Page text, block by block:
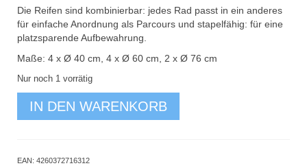
Die Reifen sind kombinierbar: jedes Rad passt in ein anderes
für einfache Anordnung als Parcours und stapelfähig: für eine
platzsparende Aufbewahrung.
Maße: 4 x Ø 40 cm, 4 x Ø 60 cm, 2 x Ø 76 cm
Nur noch 1 vorrätig
Motorikreifen
10erIN DEN WARENKORB
EAN: 4260372716312